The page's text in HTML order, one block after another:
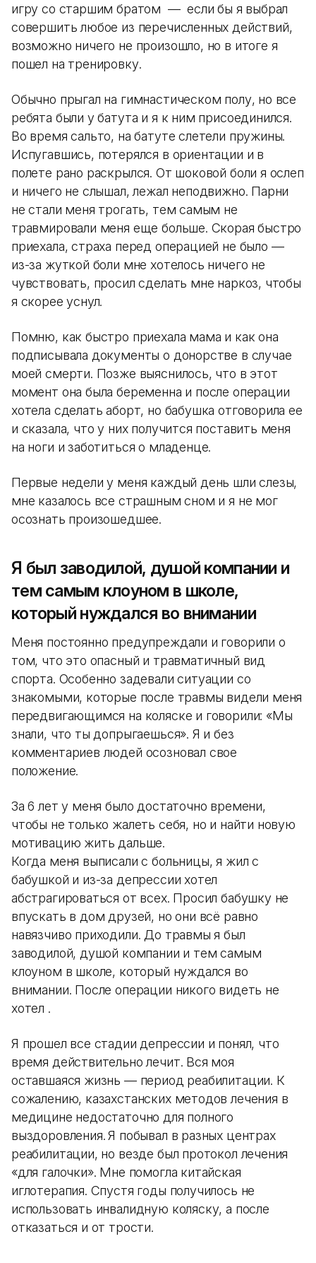
игру со старшим братом — если бы я выбрал
совершить любое из перечисленных действий,
возможно ничего не произошло, но в итоге я
пошел на тренировку.
Обычно прыгал на гимнастическом полу, но все
ребята были у батута и я к ним присоединился.
Во время сальто, на батуте слетели пружины.
Испугавшись, потерялся в ориентации и в
полете рано раскрылся. От шоковой боли я ослеп
и ничего не слышал, лежал неподвижно. Парни
не стали меня трогать, тем самым не
травмировали меня еще больше. Скорая быстро
приехала, страха перед операцией не было —
из-за жуткой боли мне хотелось ничего не
чувствовать, просил сделать мне наркоз, чтобы
я скорее уснул.
Помню, как быстро приехала мама и как она
подписывала документы о донорстве в случае
моей смерти. Позже выяснилось, что в этот
момент она была беременна и после операции
хотела сделать аборт, но бабушка отговорила ее
и сказала, что у них получится поставить меня
на ноги и заботиться о младенце.
Первые недели у меня каждый день шли слезы,
мне казалось все страшным сном и я не мог
осознать произошедшее.
Я был заводилой, душой компании и
тем самым клоуном в школе,
который нуждался во внимании
Меня постоянно предупреждали и говорили о
том, что это опасный и травматичный вид
спорта. Особенно задевали ситуации со
знакомыми, которые после травмы видели меня
передвигающимся на коляске и говорили: «Мы
знали, что ты допрыгаешься». Я и без
комментариев людей осозновал свое
положение.
За 6 лет у меня было достаточно времени,
чтобы не только жалеть себя, но и найти новую
мотивацию жить дальше.
Когда меня выписали с больницы, я жил с
бабушкой и из-за депрессии хотел
абстрагироваться от всех. Просил бабушку не
впускать в дом друзей, но они всё равно
навязчиво приходили. До травмы я был
заводилой, душой компании и тем самым
клоуном в школе, который нуждался во
внимании. После операции никого видеть не
хотел .
Я прошел все стадии депрессии и понял, что
время действительно лечит. Вся моя
оставшаяся жизнь — период реабилитации. К
сожалению, казахстанских методов лечения в
медицине недостаточно для полного
выздоровления. Я побывал в разных центрах
реабилитации, но везде был протокол лечения
«для галочки». Мне помогла китайская
иглотерапия. Спустя годы получилось не
использовать инвалидную коляску, а после
отказаться и от трости.